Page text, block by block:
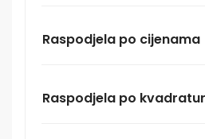
Raspodjela po cijenama
Raspodjela po